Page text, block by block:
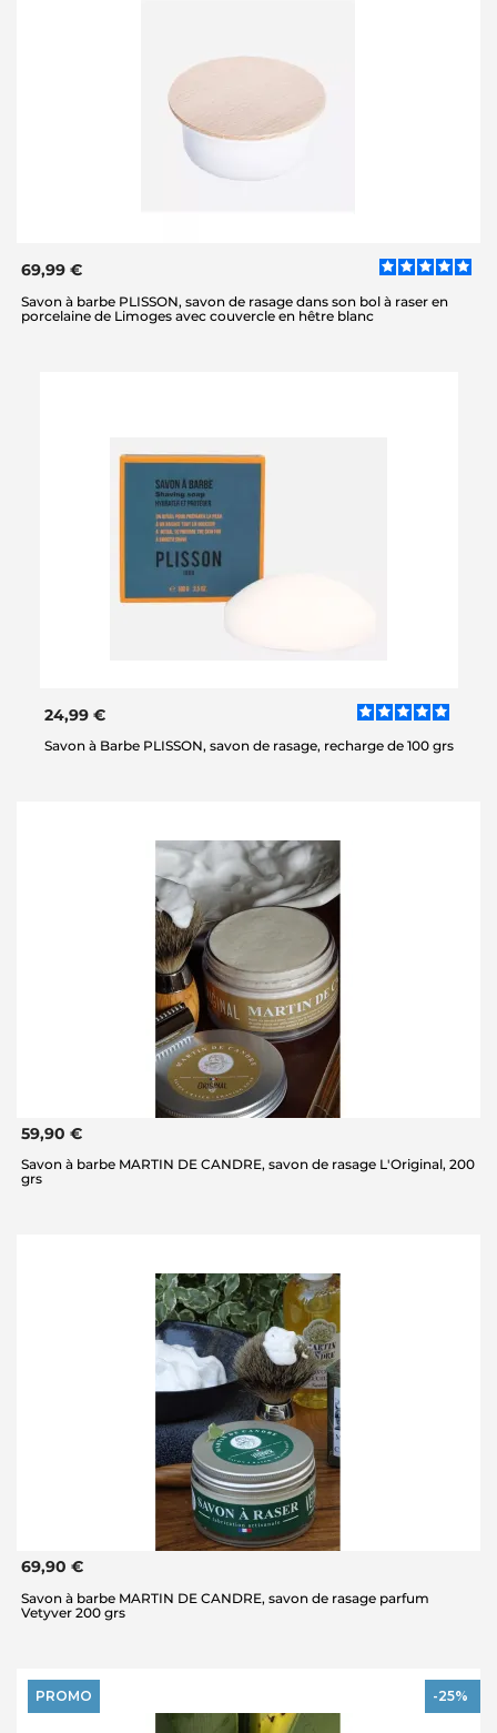
69,99 €
Savon à barbe PLISSON, savon de rasage dans son bol à raser en
porcelaine de Limoges avec couvercle en hêtre blanc
24,99 €
Savon à Barbe PLISSON, savon de rasage, recharge de 100 grs
59,90 €
Savon à barbe MARTIN DE CANDRE, savon de rasage L'Original, 200
grs
69,90 €
Savon à barbe MARTIN DE CANDRE, savon de rasage parfum
Vetyver 200 grs
PROMO -25%